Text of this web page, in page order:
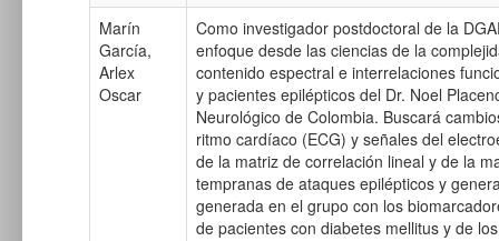
Marín
García,
Arlex
Oscar
Como investigador postdoctoral de la
enfoque desde las ciencias de la
contenido espectral e interrelaciones
y pacientes epilépticos del Dr. Noel
Neurológico de Colombia. Buscará
ritmo cardíaco (ECG) y señales del
de la matriz de correlación lineal y de la
tempranas de ataques epilépticos y
generada en el grupo con los
de pacientes con diabetes mellitus y de